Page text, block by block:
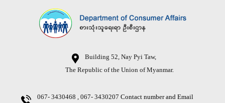
Building 52, Nay Pyi Taw,
The Republic of the Union of Myanmar.
067- 3430468 , 067- 3430207 Contact number and Email